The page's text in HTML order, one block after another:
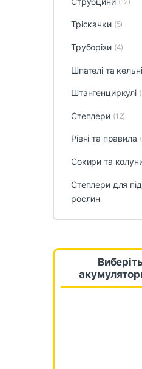
Тріскачки (5)
Труборізи (4)
Шпателі та кельні
Штангенциркулі
Степлери (12)
Рівні та правила
Сокири та
Степлери для
рослин